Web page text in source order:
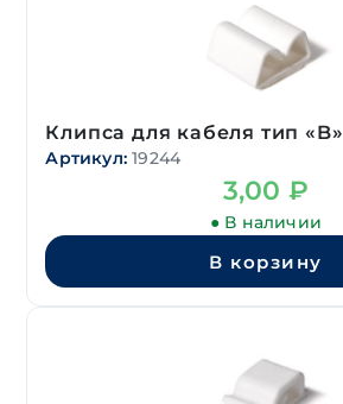
Клипса для кабеля тип «B»
Артикул: 19244
3,00 ₽
● В наличии
В корзину